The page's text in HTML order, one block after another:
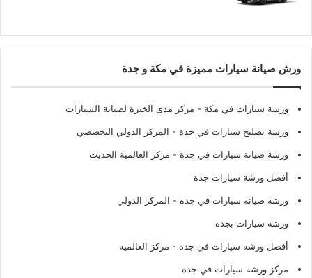
ورش صيانة سيارات مميزة في مكة و جدة
ورشة سيارات في مكة - مركز مدى الخبرة لصيانة السيارات
ورشة تصليح سيارات في جدة - المركز الدولي التخصصي
ورشة صيانة سيارات في جدة - مركز العالمية الحديث
أفضل ورشة سيارات جدة
ورشة صيانة سيارات في جدة - المركز الدولي
ورشة سيارات بجدة
أفضل ورشة سيارات في جدة - مركز العالمية
مركز ورشة سيارات في جدة